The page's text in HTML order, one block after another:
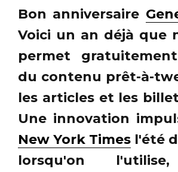
Bon anniversaire
Voici un an déjà que
permet
du contenu prêt-à-
les articles et les
Une innovation
New York Times l'été
lorsqu'on